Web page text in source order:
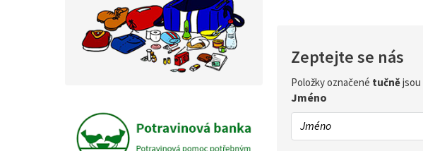
Zeptejte se nás
Položky označené tučnějsou
Jméno